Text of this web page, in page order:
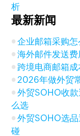
析
最新新闻
企业邮箱采购
海外邮件发送
跨境电商邮箱
2026年做外贸
外贸SOHO收
么选
外贸SOHO选
碰